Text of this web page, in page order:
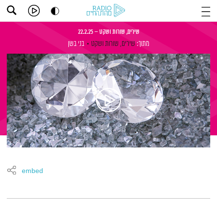
שירים, שורות ושקט – 22.2.25
מתוך: שירים, שורות ושקט בני בשן
embed